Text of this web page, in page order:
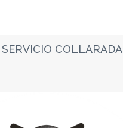
COLLARADA